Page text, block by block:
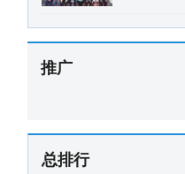
推广
总排行